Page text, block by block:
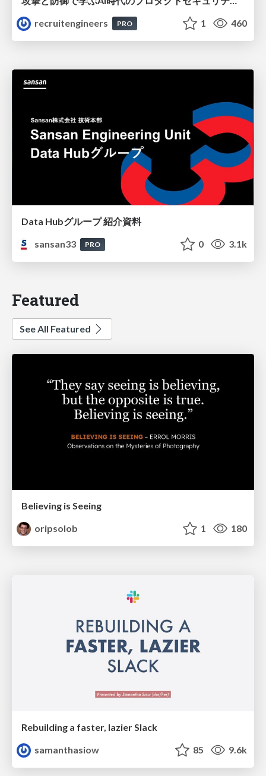
recruitengineers
PRO 1 460
Data Hubグループ 紹介資料
sansan33
PRO 0 3.1k
Featured
See All Featured
Believing is Seeing
oripsolob
1 180
Rebuilding a faster, lazier Slack
samanthasiow
85 9.6k